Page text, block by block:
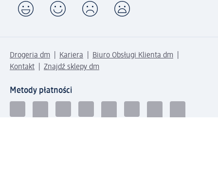
Drogeria dm Kariera
Biuro Obsługi Klienta dm
Kontakt
Znajdź sklepy dm
Metody płatności